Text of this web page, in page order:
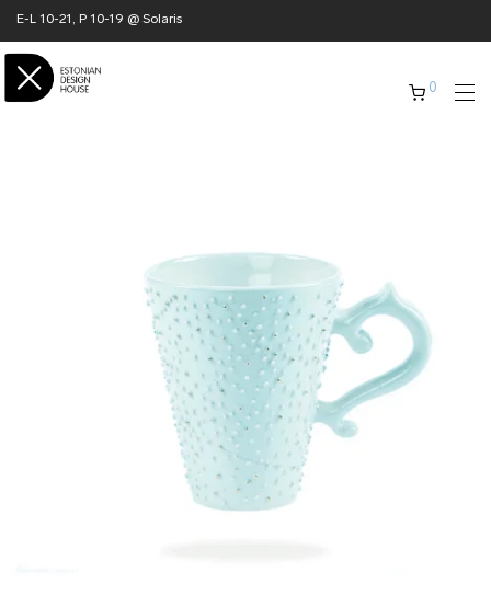
E-L 10-21, P 10-19 @ Solaris
0